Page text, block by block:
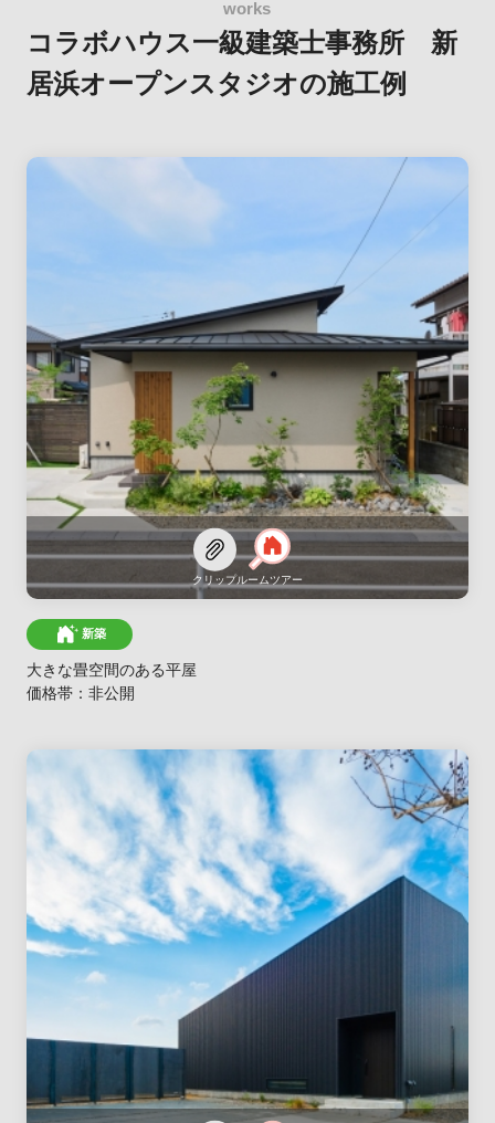
コラボハウス一級建築士事務所 新
居浜オープンスタジオの施工例
クリップルームツアー
新築
大きな畳空間のある平屋
価格帯：非公開